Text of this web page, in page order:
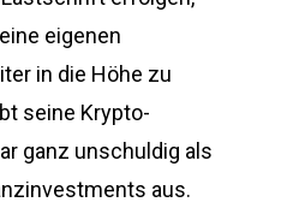
eigenen
in die Höhe zu
seine Krypto-
ganz unschuldig als
aus.